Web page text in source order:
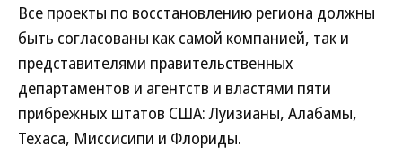
Все проекты по восстановлению региона должны
быть согласованы как самой компанией, так и
представителями правительственных
департаментов и агентств и властями пяти
прибрежных штатов США: Луизианы, Алабамы,
Техаса, Миссисипи и Флориды.